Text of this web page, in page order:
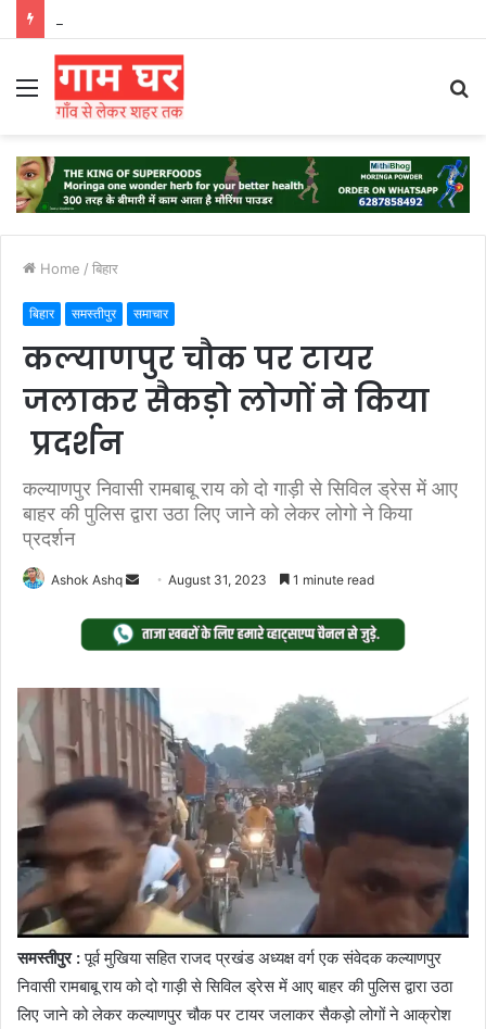
Menu
Home / बिहार
बिहार समस्तीपुर समाचार
कल्याणपुर चौक पर टायर
जलाकर सैकड़ो लोगों ने किया
प्रदर्शन
कल्याणपुर निवासी रामबाबू राय को दो गाड़ी से सिविल ड्रेस में आए
बाहर की पुलिस द्वारा उठा लिए जाने को लेकर लोगो ने किया
प्रदर्शन
Ashok Ashq
Send
email
August 31, 2023 1 minute read
समस्तीपुर :पूर्व मुखिया सहित राजद प्रखंड अध्यक्ष वर्ग एक संवेदक कल्याणपुर
निवासी रामबाबू राय को दो गाड़ी से सिविल ड्रेस में आए बाहर की पुलिस द्वारा उठा
लिए जाने को लेकर कल्याणपुर चौक पर टायर जलाकर सैकड़ो लोगों ने आक्रोश